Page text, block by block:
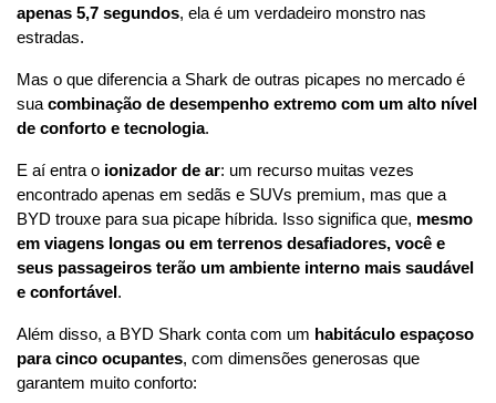
apenas 5,7 segundos, ela é um verdadeiro monstro nas
estradas.
Mas o que diferencia a Shark de outras picapes no mercado é
sua combinação de desempenho extremo com um alto nível
de conforto e tecnologia.
E aí entra o ionizador de ar: um recurso muitas vezes
encontrado apenas em sedãs e SUVs premium, mas que a
BYD trouxe para sua picape híbrida. Isso significa que, mesmo
em viagens longas ou em terrenos desafiadores, você e
seus passageiros terão um ambiente interno mais saudável
e confortável .
Além disso, a BYD Shark conta com um habitáculo espaçoso
para cinco ocupantes, com dimensões generosas que
garantem muito conforto: